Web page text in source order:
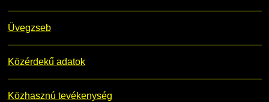
Üvegzseb
Közérdekű adatok
Közhasznú tevékenység